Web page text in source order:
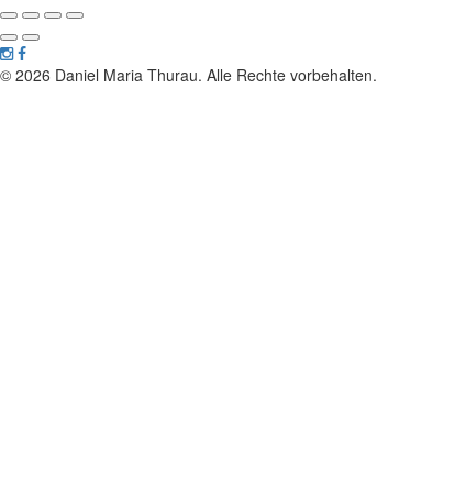
© 2026 Daniel Maria Thurau. Alle Rechte vorbehalten.